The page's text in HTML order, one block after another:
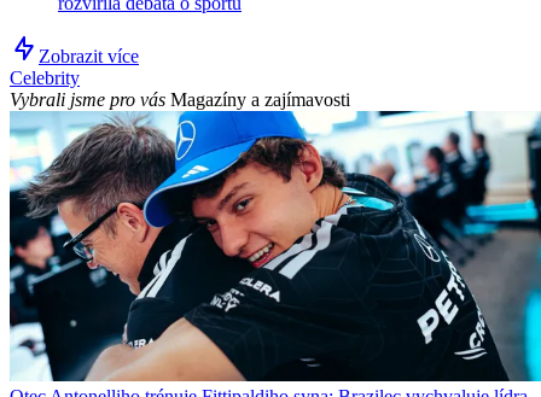
Zobrazit více
Celebrity
Vybrali jsme pro vás Magazíny a zajímavosti